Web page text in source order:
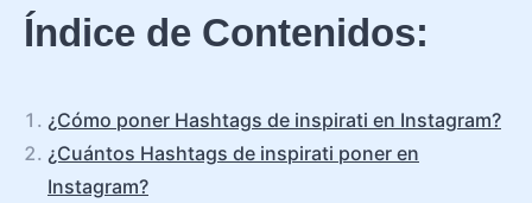
Índice de Contenidos:
¿Cómo poner Hashtags de inspirati en Instagram?
¿Cuántos Hashtags de inspirati poner en
Instagram?